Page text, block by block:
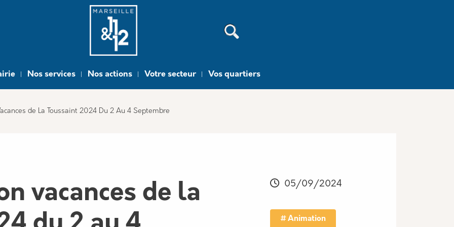
Recherche
Nos services Nos actions Votre secteur Vos quartiers
de La Toussaint 2024 Du 2 Au 4 Septembre
vacances de la
05/09/2024
Animation